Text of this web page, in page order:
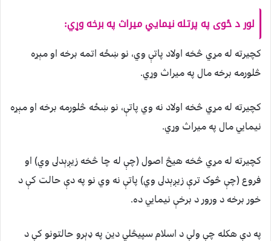
لور د ځوی په پرتله نيمايي ميراث په برخه وړي:
کچيرته له مړي څخه اولاد پاتې وي، نو ښځه اتمه برخه او مېړه
څلورمه برخه مال په ميراث وړي.
کچيرته له مړي څخه اولاد نه وي پاتې، نو ښځه څلورمه برخه او مېړه
نيمايي مال په ميراث وړي.
کچيرته له مړي څخه هيڅ اصول (چې له چا څخه زيږېدلى وي) او
فروع (چې څوک ترې زيږېدلى وي) پاتې نه وي نو په دې حالت کې د
خور برخه د ورور د برخې نيمايي ده.
په دې هکله چې ولې د اسلام سپيڅلي دين په ډېرو حالتونو کې د